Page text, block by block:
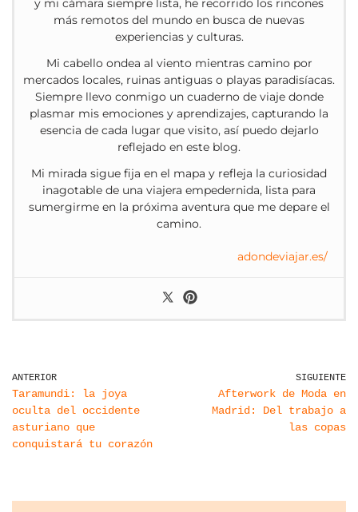
y mi cámara siempre lista, he recorrido los rincones
más remotos del mundo en busca de nuevas
experiencias y culturas.
Mi cabello ondea al viento mientras camino por
mercados locales, ruinas antiguas o playas paradisíacas.
Siempre llevo conmigo un cuaderno de viaje donde
plasmar mis emociones y aprendizajes, capturando la
esencia de cada lugar que visito, así puedo dejarlo
reflejado en este blog.
Mi mirada sigue fija en el mapa y refleja la curiosidad
inagotable de una viajera empedernida, lista para
sumergirme en la próxima aventura que me depare el
camino.
adondeviajar.es/
ANTERIOR
Taramundi: la joya
oculta del occidente
asturiano que
conquistará tu corazón
SIGUIENTE
Afterwork de Moda en
Madrid: Del trabajo a
las copas